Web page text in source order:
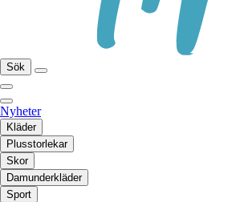
Sök
Nyheter
Kläder
Plusstorlekar
Skor
Damunderkläder
Sport